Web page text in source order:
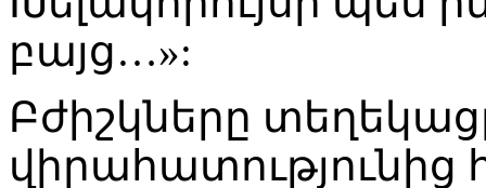
բայց…»:
Բժիշկները
վիրահատությունից